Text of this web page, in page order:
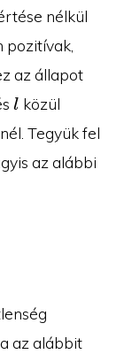
nélkül
pozitívak,
az állapot
l
l közül
Tegyük fel
az alábbi
az alábbit